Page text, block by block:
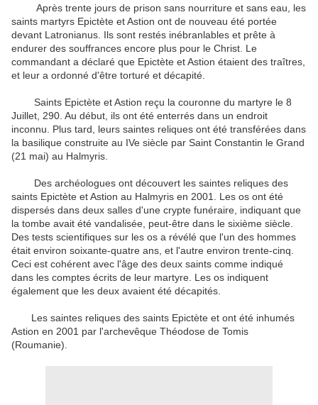
Après trente jours de prison sans nourriture et sans eau, les
saints martyrs Epictète et Astion ont de nouveau été portée
devant Latronianus. Ils sont restés inébranlables et prête à
endurer des souffrances encore plus pour le Christ. Le
commandant a déclaré que Epictète et Astion étaient des traîtres,
et leur a ordonné d'être torturé et décapité.
Saints Epictète et Astion reçu la couronne du martyre le 8
Juillet, 290. Au début, ils ont été enterrés dans un endroit
inconnu. Plus tard, leurs saintes reliques ont été transférées dans
la basilique construite au IVe siècle par Saint Constantin le Grand
(21 mai) au Halmyris.
Des archéologues ont découvert les saintes reliques des
saints Epictète et Astion au Halmyris en 2001. Les os ont été
dispersés dans deux salles d'une crypte funéraire, indiquant que
la tombe avait été vandalisée, peut-être dans le sixième siècle.
Des tests scientifiques sur les os a révélé que l'un des hommes
était environ soixante-quatre ans, et l'autre environ trente-cinq.
Ceci est cohérent avec l'âge des deux saints comme indiqué
dans les comptes écrits de leur martyre. Les os indiquent
également que les deux avaient été décapités.
Les saintes reliques des saints Epictète et ont été inhumés
Astion en 2001 par l'archevêque Théodose de Tomis
(Roumanie).